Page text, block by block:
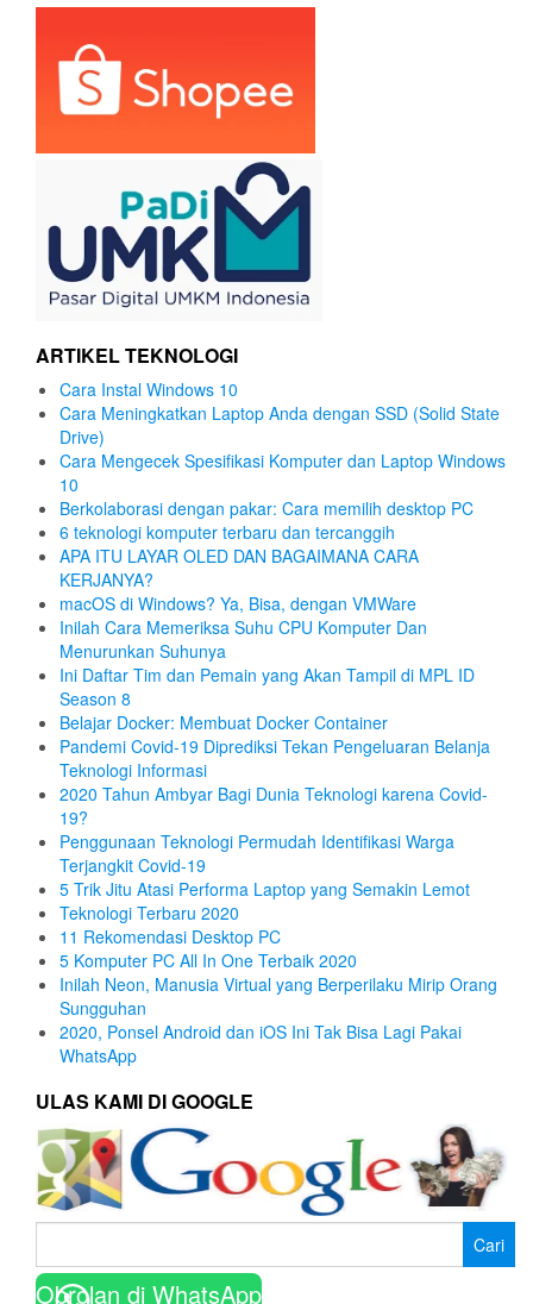
ARTIKEL TEKNOLOGI
Cara Instal Windows 10
Cara Meningkatkan Laptop Anda dengan SSD (Solid State
Drive)
Cara Mengecek Spesifikasi Komputer dan Laptop Windows
10
Berkolaborasi dengan pakar: Cara memilih desktop PC
6 teknologi komputer terbaru dan tercanggih
APA ITU LAYAR OLED DAN BAGAIMANA CARA
KERJANYA?
macOS di Windows? Ya, Bisa, dengan VMWare
Inilah Cara Memeriksa Suhu CPU Komputer Dan
Menurunkan Suhunya
Ini Daftar Tim dan Pemain yang Akan Tampil di MPL ID
Season 8
Belajar Docker: Membuat Docker Container
Pandemi Covid-19 Diprediksi Tekan Pengeluaran Belanja
Teknologi Informasi
2020 Tahun Ambyar Bagi Dunia Teknologi karena Covid-
19?
Penggunaan Teknologi Permudah Identifikasi Warga
Terjangkit Covid-19
5 Trik Jitu Atasi Performa Laptop yang Semakin Lemot
Teknologi Terbaru 2020
11 Rekomendasi Desktop PC
5 Komputer PC All In One Terbaik 2020
Inilah Neon, Manusia Virtual yang Berperilaku Mirip Orang
Sungguhan
2020, Ponsel Android dan iOS Ini Tak Bisa Lagi Pakai
WhatsApp
ULAS KAMI DI GOOGLE
Obrolan di WhatsApp